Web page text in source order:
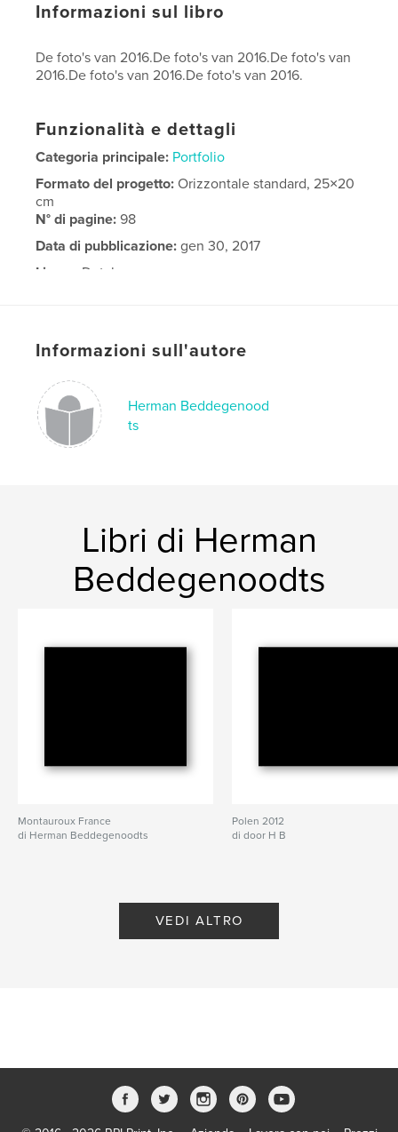
Informazioni sul libro
De foto's van 2016.De foto's van 2016.De foto's van
2016.De foto's van 2016.De foto's van 2016.
Funzionalità e dettagli
Categoria principale: Portfolio
Formato del progetto:Orizzontale standard, 25×20
cm
N° di pagine:98
Data di pubblicazione: gen 30, 2017
Lingua
Dutch
Informazioni sull'autore
Herman Beddegenood
ts
Libri di Herman
Beddegenoodts
Montauroux France
di Herman Beddegenoodts
Polen 2012
di door H B
VEDI ALTRO